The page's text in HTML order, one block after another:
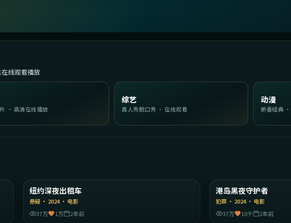
线观看播放
· 高清在线播放
综艺
真人秀脱口秀 · 在线观看
动漫
新番经典
精选
纽约深夜出租车
悬疑· 2024· 电影
37万
1万 2年前
精选
港岛黑夜守护者
犯罪 · 2024· 电影
37万
10千
2年前